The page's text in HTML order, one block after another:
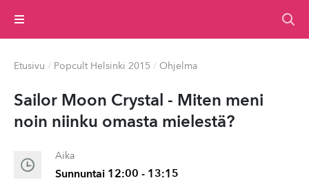
Valikko
Etusivu / Popcult Helsinki 2015 / Ohjelma
Sailor Moon Crystal - Miten meni
noin niinku omasta mielestä?
Aika
Sunnuntai 12:00 - 13:15